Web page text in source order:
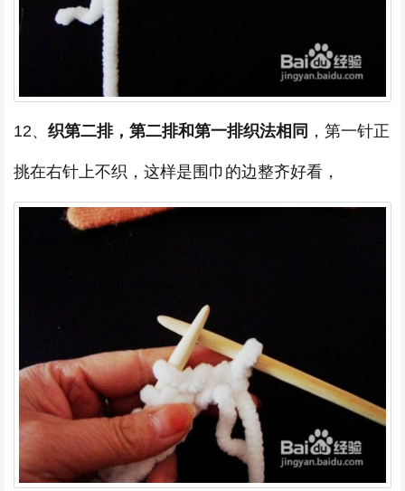
12、 织第二排，第二排和第一排织法相同 ，第一针正
挑在右针上不织，这样是围巾的边整齐好看，